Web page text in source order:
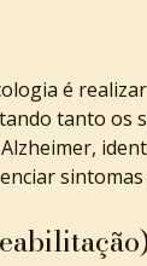
é
tanto os